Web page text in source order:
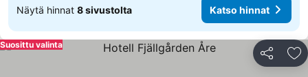
Näytä hinnat 8 sivustolta Katso hinnat
Jaa
Suosittu valinta